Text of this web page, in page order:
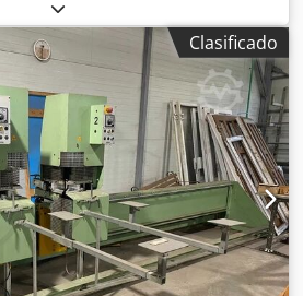
AUTOMÁTICA / DOBLE CABEZAL
AÑO 2005 Dkedpfx Aor E Alqjicer
Clasificado